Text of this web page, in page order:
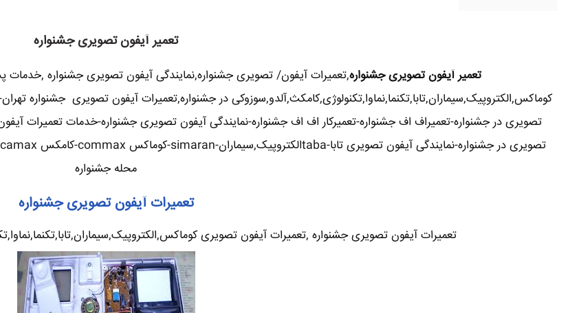
تعمیر آیفون تصویری جشنواره
تعمیر آیفون تصویری جشنواره,تعمیرات آیفون/ تصویری جشنواره,نمایندگی آیفون تصویری جشنواره
کوماکس,الکتروپیک,سیماران,تابا,تکنما,نماوا,تکنولوژی,کامکث,آلدو,سوزوکی در جشنواره,تعمیرات آیفون تصویری جشنواره
تصویری در جشنواره-تعمیراف اف جشنواره-تعمیرکار اف اف جشنواره-نمایندگی آیفون تصویری جشنواره-خدمات تعمیرات
محله جشنواره
تعمیرات آیفون تصویری جشنواره
تعمیرات آیفون تصویری جشنواره ,تعمیرات آیفون تصویری